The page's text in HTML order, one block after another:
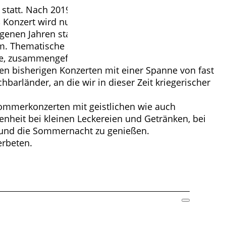
Nach 2019 hätte eigentlich im zweijährigen
wird nun in 2022 nachgeholt. Es ist
Jahren standen Werke aus Skandinavien,
Schwerpunkte waren zudem
als „Sonne, Mond und
bisherigen Konzerten mit einer Spanne von fast
an die wir in dieser Zeit kriegerischer
mit geistlichen wie auch
bei kleinen Leckereien und Getränken, bei
die Sommernacht zu genießen.